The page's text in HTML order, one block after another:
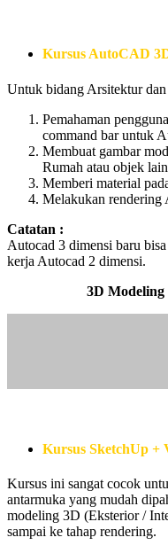
Kursus AutoCAD
Untuk bidang Arsitektur
Pemahaman
command bar untuk
Membuat gambar
Rumah atau objek
Memberi material
Melakukan rendering
Catatan :
Autocad 3 dimensi baru
kerja Autocad 2 dimensi.
3D Modeling
Kursus SketchUp +
Kursus ini sangat cocok
antarmuka yang mudah
modeling 3D (Eksterior /
sampai ke tahap rendering.